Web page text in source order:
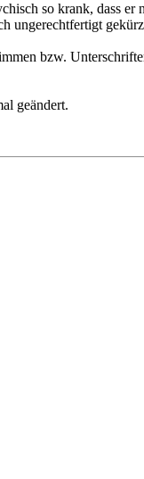
so krank, dass
ungerechtfertigt
bzw.
geändert.